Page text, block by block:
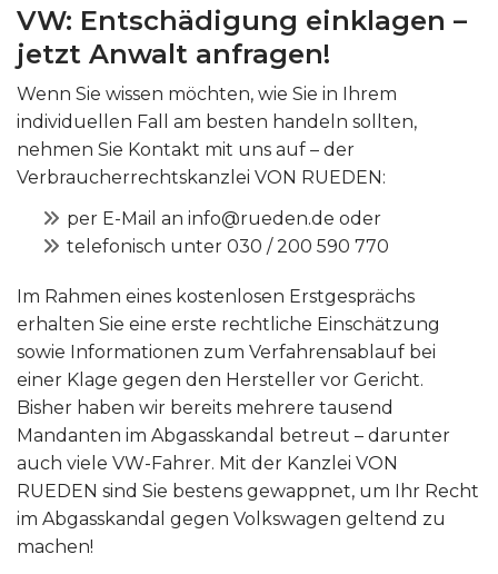
VW: Entschädigung einklagen –
jetzt Anwalt anfragen!
Wenn Sie wissen möchten, wie Sie in Ihrem
individuellen Fall am besten handeln sollten,
nehmen Sie Kontakt mit uns auf – der
Verbraucherrechtskanzlei VON RUEDEN:
per E-Mail an info@rueden.de oder
telefonisch unter 030 / 200 590 770
Im Rahmen eines kostenlosen Erstgesprächs
erhalten Sie eine erste rechtliche Einschätzung
sowie Informationen zum Verfahrensablauf bei
einer Klage gegen den Hersteller vor Gericht.
Bisher haben wir bereits mehrere tausend
Mandanten im Abgasskandal betreut – darunter
auch viele VW-Fahrer. Mit der Kanzlei VON
RUEDEN sind Sie bestens gewappnet, um Ihr Recht
im Abgasskandal gegen Volkswagen geltend zu
machen!